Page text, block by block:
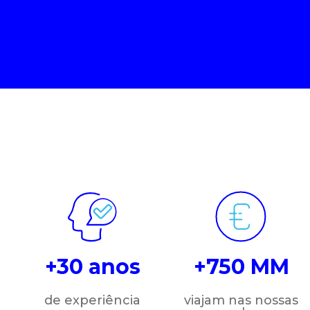
+30 anos
de experiência
+750 MM
viajam nas nossas